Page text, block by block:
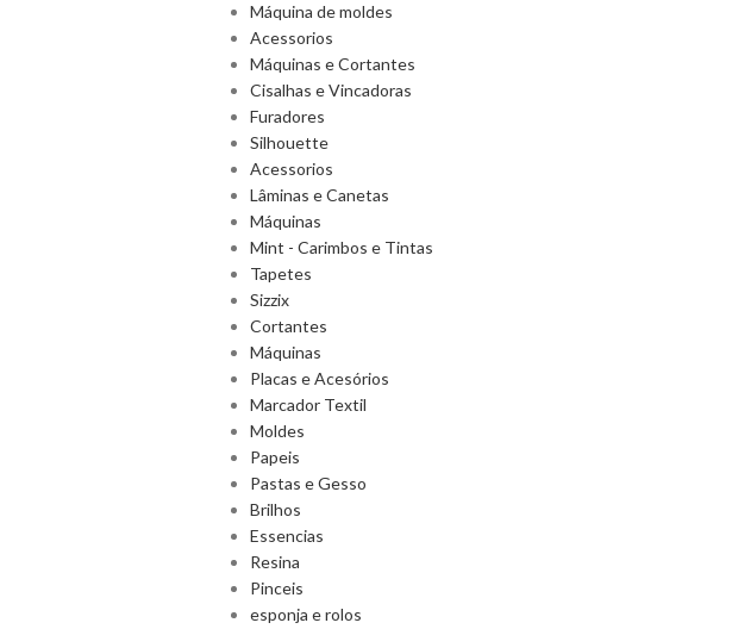
Máquina de moldes
Acessorios
Máquinas e Cortantes
Cisalhas e Vincadoras
Furadores
Silhouette
Acessorios
Lâminas e Canetas
Máquinas
Mint - Carimbos e Tintas
Tapetes
Sizzix
Cortantes
Máquinas
Placas e Acesórios
Marcador Textil
Moldes
Papeis
Pastas e Gesso
Brilhos
Essencias
Resina
Pinceis
esponja e rolos